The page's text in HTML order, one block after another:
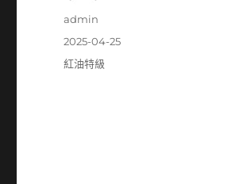
作
admin
發
佈
2025-04-25
分
紅油特級